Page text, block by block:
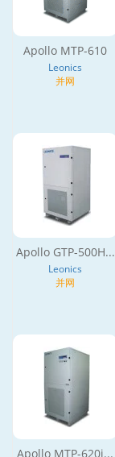
Apollo MTP-610
Leonics
并网
Apollo GTP-500H...
Leonics
并网
Apollo MTP-620i...